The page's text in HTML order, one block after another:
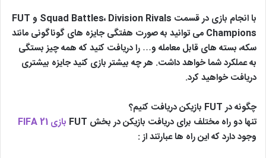
با انجام بازی در قسمت Squad Battles، Division Rivals و FUT
Champions می توانید به صورت هفتگی جایزه های گوناگونی مانند
سکه، بسته های قابل معامله و… را دریافت کنید که همه چیز بستگی
به عملکرد شما خواهد داشت. هر چه بیشتر بازی کنید جایزه بیشتری
دریافت خواهید کرد.
چگونه در FUT بازیکن دریافت کنیم؟
تنها دو راه مختلف برای دریافت بازیکن در بخش FUT
بازی FIFA 21
وجود دارد که این راه ها عبارتند از :